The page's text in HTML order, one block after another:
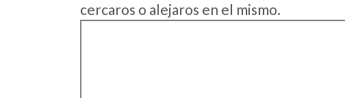
cercaros o alejaros en el mismo.